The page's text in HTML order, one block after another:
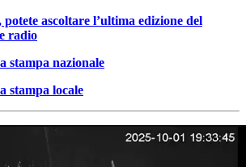
ascoltare l’ultima edizione del
radio
stampa nazionale
stampa locale